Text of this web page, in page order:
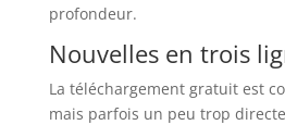
profondeur.
Nouvelles en trois
La téléchargement gratuit est
mais parfois un peu trop